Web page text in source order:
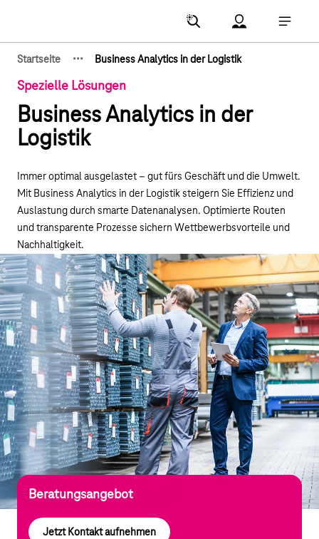
Account Menu
Startseite
Zeige verborgene Breadcrumb-Elemente
··· Business Analytics in der Logistik
Spezielle Lösungen
Business Analytics in der
Logistik
Immer optimal ausgelastet – gut fürs Geschäft und die Umwelt.
Mit Business Analytics in der Logistik steigern Sie Effizienz und
Auslastung durch smarte Datenanalysen. Optimierte Routen
und transparente Prozesse sichern Wettbewerbsvorteile und
Nachhaltigkeit.
Beratungsangebot
Jetzt Kontakt aufnehmen